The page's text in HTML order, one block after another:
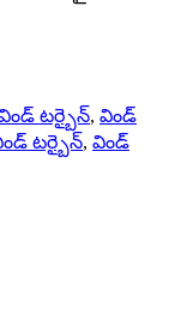
విండ్ టర్బైన్, విండ్
టర్బైన్, విండ్